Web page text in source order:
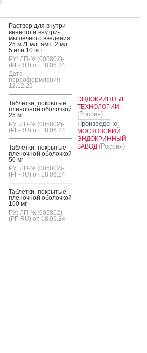
Рас­твор для внут­ри­
вен­но­го и внут­ри­
мышеч­но­го вве­дения
25 мг/1 мл: амп. 2 мл
5 или 10 шт.
РУ: ЛП-№(005802)-
(РГ-RU) от 18.06.24
Дата
переоформления:
12.12.25
Таб­летки, пок­ры­тые
пле­ноч­ной обо­лоч­кой
25 мг
РУ: ЛП-№(005802)-
(РГ-RU) от 18.06.24
Таб­летки, пок­ры­тые
пле­ноч­ной обо­лоч­кой
50 мг
РУ: ЛП-№(005802)-
(РГ-RU) от 18.06.24
Таб­летки, пок­ры­тые
пле­ноч­ной обо­лоч­кой
100 мг
РУ: ЛП-№(005802)-
(РГ-RU) от 18.06.24
ЭНДОКРИННЫЕ
ТЕХНОЛОГИИ
(Россия)
Произведено:
МОСКОВСКИЙ
ЭНДОКРИННЫЙ
ЗАВОД (Россия)